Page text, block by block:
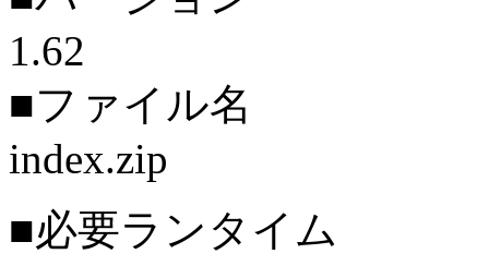
1.62
■ファイル名
index.zip
■必要ランタイム